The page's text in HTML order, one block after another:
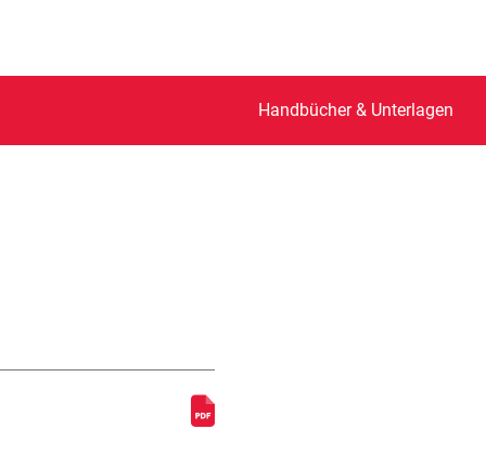
Handbücher & Unterlagen